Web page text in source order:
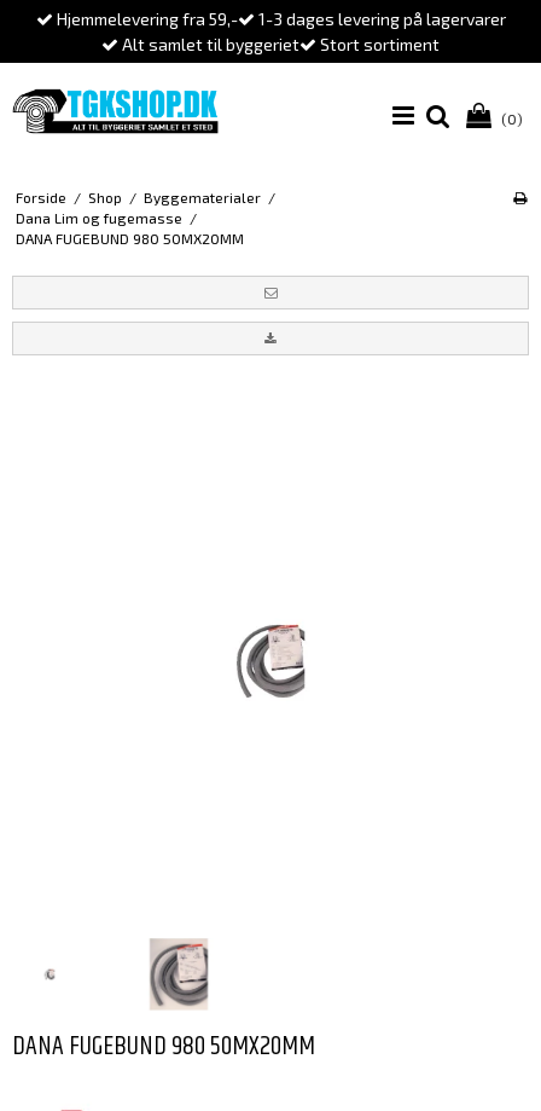
Hjemmelevering fra 59,-
1-3 dages levering på lagervarer
Alt samlet til byggeriet
Stort sortiment
(0)
Forside / Shop / Byggematerialer /
Dana Lim og fugemasse /
DANA FUGEBUND 980 50MX20MM
DANA FUGEBUND 980 50MX20MM